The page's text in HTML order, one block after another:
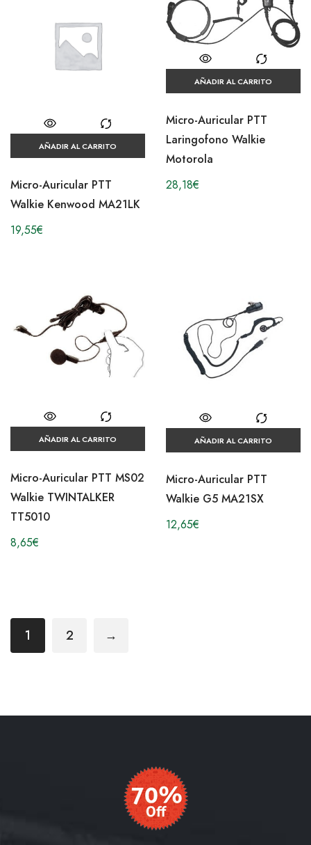
AÑADIR AL CARRITO
Micro-Auricular PTT
Walkie Kenwood MA21LK
19,55€
AÑADIR AL CARRITO
Micro-Auricular PTT
Laringofono Walkie
Motorola
28,18€
AÑADIR AL CARRITO
Micro-Auricular PTT MS02
Walkie TWINTALKER
TT5010
8,65€
AÑADIR AL CARRITO
Micro-Auricular PTT
Walkie G5 MA21SX
12,65€
1 2 →